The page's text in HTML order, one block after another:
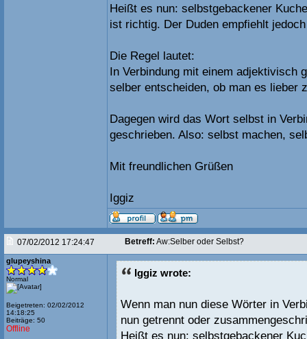
Heißt es nun: selbstgebackener
ist richtig. Der Duden empfiehlt
Die Regel lautet:
In Verbindung mit einem adjektivisch
selber entscheiden, ob man es lieber
Dagegen wird das Wort selbst in
geschrieben. Also: selbst machen,
Mit freundlichen Grüßen
Iggiz
07/02/2012 17:24:47 Betreff: Aw:Selber oder Selbst?
glupeyshina
Normal
Beigetreten: 02/02/2012
14:18:25
Beiträge: 50
Offline
Iggiz wrote:
Wenn man nun diese Wörter in
nun getrennt oder
Heißt es nun: selbstgebackener